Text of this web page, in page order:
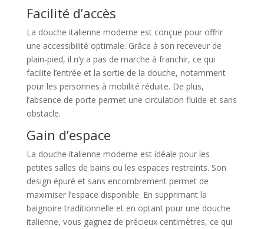
Facilité d’accès
La douche italienne moderne est conçue pour offrir
une accessibilité optimale. Grâce à son receveur de
plain-pied, il n’y a pas de marche à franchir, ce qui
facilite l’entrée et la sortie de la douche, notamment
pour les personnes à mobilité réduite. De plus,
l’absence de porte permet une circulation fluide et sans
obstacle.
Gain d’espace
La douche italienne moderne est idéale pour les
petites salles de bains ou les espaces restreints. Son
design épuré et sans encombrement permet de
maximiser l’espace disponible. En supprimant la
baignoire traditionnelle et en optant pour une douche
italienne, vous gagnez de précieux centimètres, ce qui